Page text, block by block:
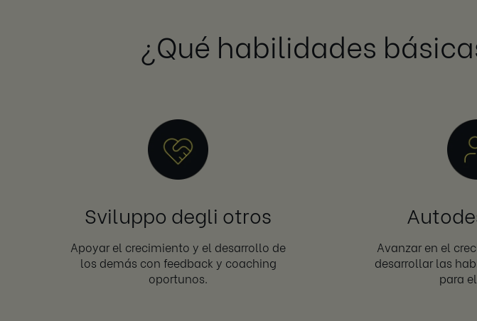
¿Qué habilidades
Sviluppo degli otros
Apoyar el crecimiento y el desarrollo de
los demás con feedback y coaching
oportunos.
Avanzar en el
desarrollar las
para